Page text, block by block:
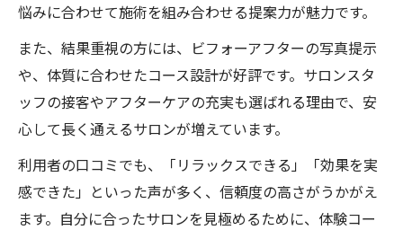
悩みに合わせて施術を組み合わせる提案力が魅力です。
また、結果重視の方には、ビフォーアフターの写真提示
や、体質に合わせたコース設計が好評です。サロンスタ
ッフの接客やアフターケアの充実も選ばれる理由で、安
心して長く通えるサロンが増えています。
利用者の口コミでも、「リラックスできる」「効果を実
感できた」といった声が多く、信頼度の高さがうかがえ
ます。自分に合ったサロンを見極めるために、体験コー